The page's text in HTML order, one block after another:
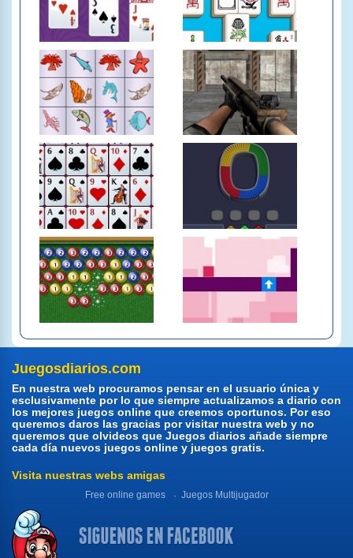
Juegosdiarios.com
En nuestra web procuramos pensar en el usuario única y
esclusivamente por lo que siempre actualizamos a diario con
los mejores juegos online que creemos oportunos. Por eso
queremos daros las gracias por visitar nuestra web y no
queremos que olvideos que Juegos diarios añade siempre
cada día nuevos juegos online y juegos gratis.
Visita nuestras webs amigas
Free online games Juegos Multijugador